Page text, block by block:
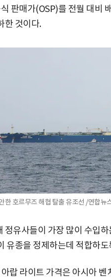
판매가(OSP)를 전월 대비
한 것이다.
한 호르무즈 해협 탈출 유조선 /연합뉴
정유사들이 가장 많이 수입
유종을 정제하는데 적합하
랍 라이트 가격은 아시아